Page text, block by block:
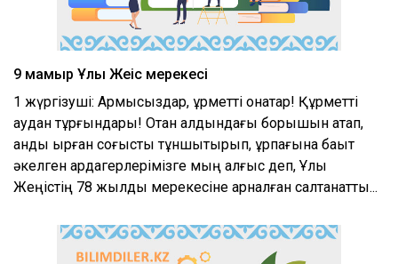
9 мамыр Ұлы Жеңіс мерекесі
1 жүргізуші: Армысыздар, құрметті қонақтар! Құрметті
аудан тұрғындары! Отан алдындағы борышын ақтап,
қанды қырған соғысты тұншықтырып, ұрпағына бақыт
әкелген ардагерлерімізге мың алғыс деп, Ұлы
Жеңістің 78 жылдық мерекесіне арналған салтанатты...